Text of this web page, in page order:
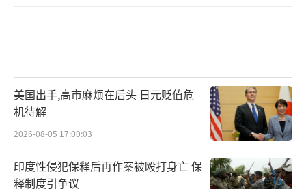
美国出手,高市麻烦在后头 日元贬值危
机待解
2026-08-05 17:00:03
印度性侵犯保释后再作案被殴打身亡 保
释制度引争议